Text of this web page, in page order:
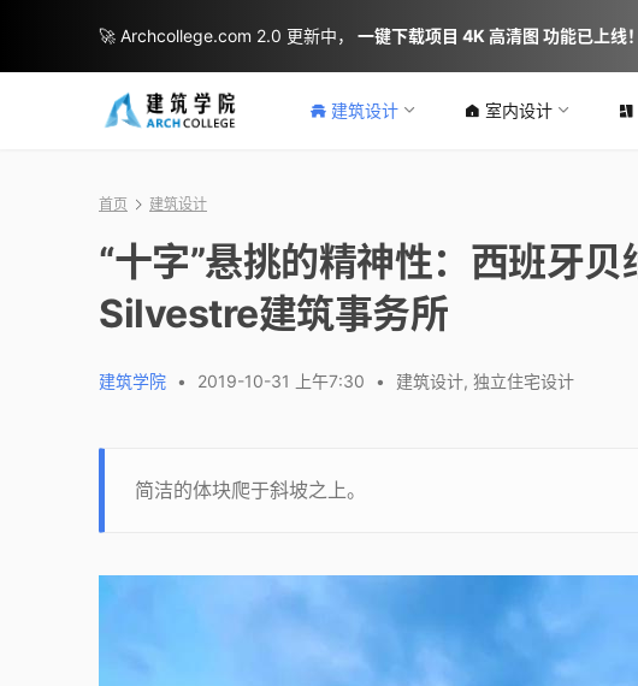
建筑设计 室内设计
首页 建筑设计
“十字”悬挑的精神性：西班牙
Silvestre建筑事务所
建筑学院 • 2019-10-31 上午7:30 • 建筑设计, 独立住宅设计
简洁的体块爬于斜坡之上。
🚀 Archcollege.com 2.0 更新中， 一键下载项目 4K 高清图 功能已上线！